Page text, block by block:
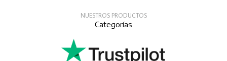
NUESTROS PRODUCTOS
Categorías